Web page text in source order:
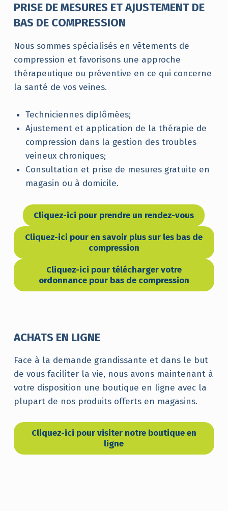
PRISE DE MESURES ET AJUSTEMENT DE
BAS DE COMPRESSION
Nous sommes spécialisés en vêtements de
compression et favorisons une approche
thérapeutique ou préventive en ce qui concerne
la santé de vos veines.
Techniciennes diplômées;
Ajustement et application de la thérapie de
compression dans la gestion des troubles
veineux chroniques;
Consultation et prise de mesures gratuite en
magasin ou à domicile.
Cliquez-ici pour prendre un rendez-vous
Cliquez-ici pour en savoir plus sur les bas de
compression
Cliquez-ici pour télécharger votre
ordonnance pour bas de compression
ACHATS EN LIGNE
Face à la demande grandissante et dans le but
de vous faciliter la vie, nous avons maintenant à
votre disposition une boutique en ligne avec la
plupart de nos produits offerts en magasins.
Cliquez-ici pour visiter notre boutique en
ligne